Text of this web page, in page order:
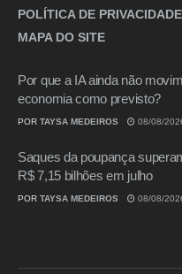
POLÍTICA DE PRIVACIDADE
MAPA DO SITE
Por que a IA ainda não
economia como previsto?
POR TAYSA MEDEIROS 08/08/
Saques da poupança
R$ 7,15 bilhões em julho
POR TAYSA MEDEIROS 08/08/